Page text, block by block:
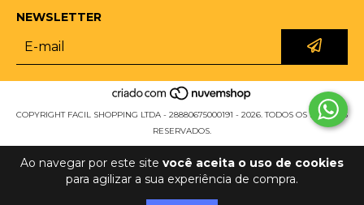
Ao navegar por este site você aceita o uso de cookies
para agilizar a sua experiência de compra.
NEWSLETTER
COPYRIGHT FACIL SHOPPING LTDA - 28880675000191 - 2026. TODOS OS DIREITOS
RESERVADOS.